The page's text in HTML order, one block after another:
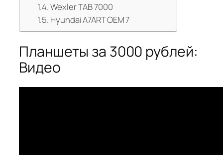
Wexler TAB 7000
Hyundai A7ART OEM 7
Планшеты за 3000 рублей:
Видео